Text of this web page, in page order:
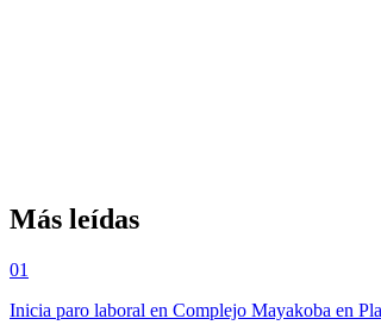
Más leídas
01
Inicia paro laboral en Complejo Mayakoba en